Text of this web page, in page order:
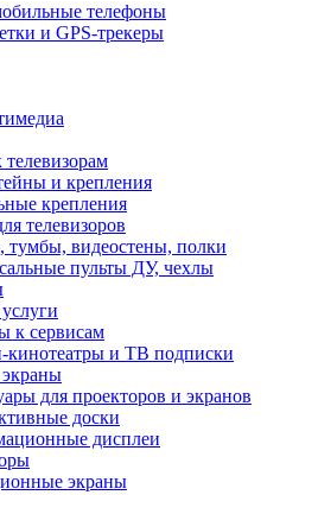
телефоны
и GPS-трекеры
и крепления
крепления
телевизоров
тумбы, видеостены, полки
пульты ДУ, чехлы
к сервисам
кинотеатры и ТВ подписки
для проекторов и экранов
доски
дисплеи
экраны